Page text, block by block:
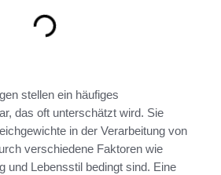
stellen ein häufiges
das oft unterschätzt wird. Sie
in der Verarbeitung von
verschiedene Faktoren wie
und Lebensstil bedingt sind. Eine